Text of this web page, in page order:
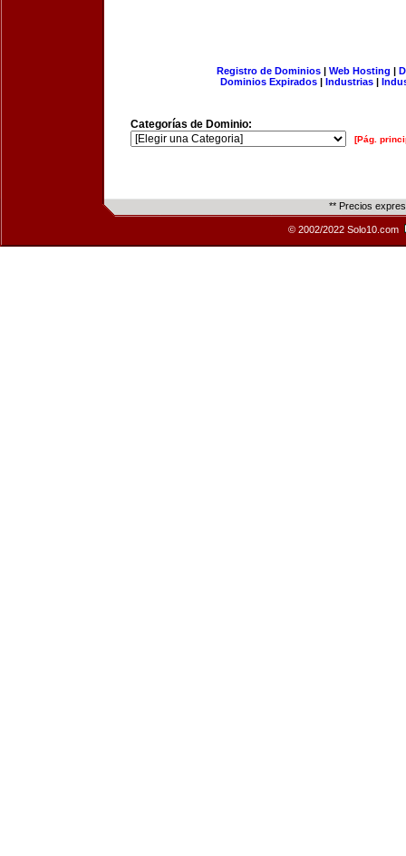
Registro de Dominios| Web Hosting |
Dominios Expirados | Industrias |
Categorías de Dominio:
[Pág.
** Precios
© 2002/2022 Solo10.com